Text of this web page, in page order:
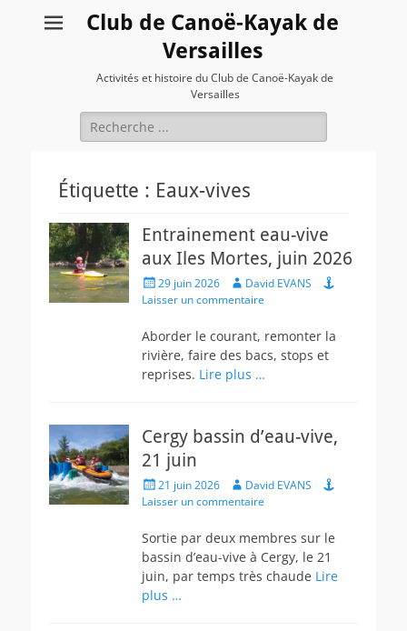
Club de Canoë-Kayak de
Versailles
Activités et histoire du Club de Canoë-Kayak de
Versailles
Rechercher :
Étiquette : Eaux-vives
Entrainement eau-vive
aux Iles Mortes, juin 2026
Posted
on
29 juin 2026 AuthorDavid EVANS
Laisser un commentaire
Aborder le courant, remonter la
rivière, faire des bacs, stops et
reprises. Lire plus …
Cergy bassin d’eau-vive,
21 juin
Posted
on
21 juin 2026 AuthorDavid EVANS
Laisser un commentaire
Sortie par deux membres sur le
bassin d’eau-vive à Cergy, le 21
juin, par temps très chaude Lire
plus …